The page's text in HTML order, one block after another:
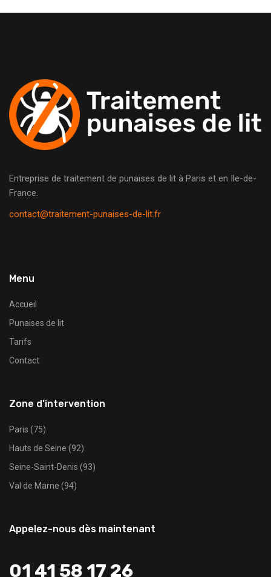
Entreprise de traitement de punaises de lit à Paris et en Ile-de-
France.
contact@traitement-punaises-de-lit.fr
Menu
Accueil
Punaises de lit
Tarifs
Contact
Zone d’intervention
Paris (75)
Hauts de Seine (92)
Seine-Saint-Denis (93)
Val de Marne (94)
Appelez-nous dès maintenant
01 41 58 17 26